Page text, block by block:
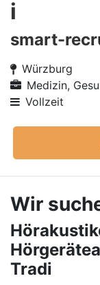
i
smart-
Würzburg
Medizin,
Vollzeit
Wir
Tradi